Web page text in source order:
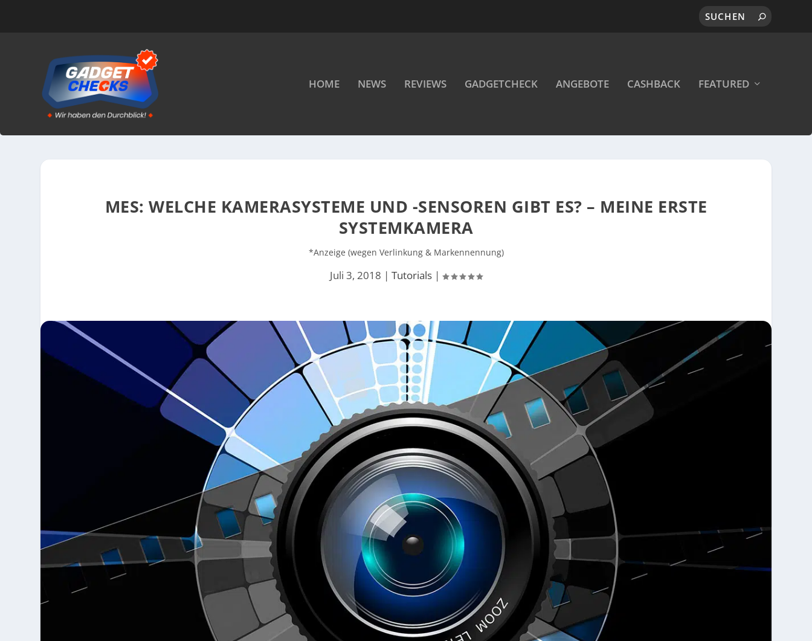
HOME NEWS REVIEWS GADGETCHECK ANGEBOTE CASHBACK FEATURED
MES: WELCHE KAMERASYSTEME UND -SENSOREN GIBT ES? – MEINE ERSTE
SYSTEMKAMERA
*Anzeige (wegen Verlinkung & Markennennung)
Juli 3, 2018 | Tutorials |